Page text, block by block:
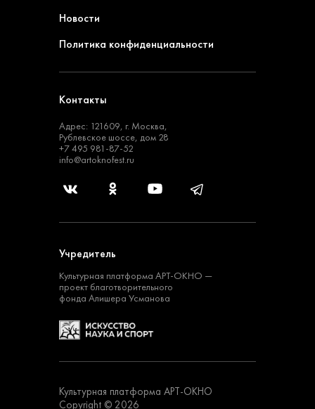
Новости
Политика конфиденциальности
Контакты
Адрес: 121609, г. Москва,
Рублевское шоссе, дом 28
+7 495 981-87-52
info@artoknofest.ru
Учредитель
Культурная платформа АРТ-ОКНО —
проект благотворительного
фонда Алишера Усманова
Культурная платформа АРТ-ОКНО
Copyright © 2026